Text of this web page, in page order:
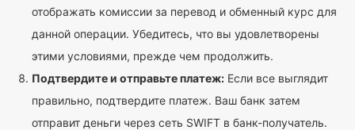
отображать комиссии за перевод и обменный курс для
данной операции. Убедитесь, что вы удовлетворены
этими условиями, прежде чем продолжить.
Подтвердите и отправьте платеж: Если все выглядит
правильно, подтвердите платеж. Ваш банк затем
отправит деньги через сеть SWIFT в банк-получатель.